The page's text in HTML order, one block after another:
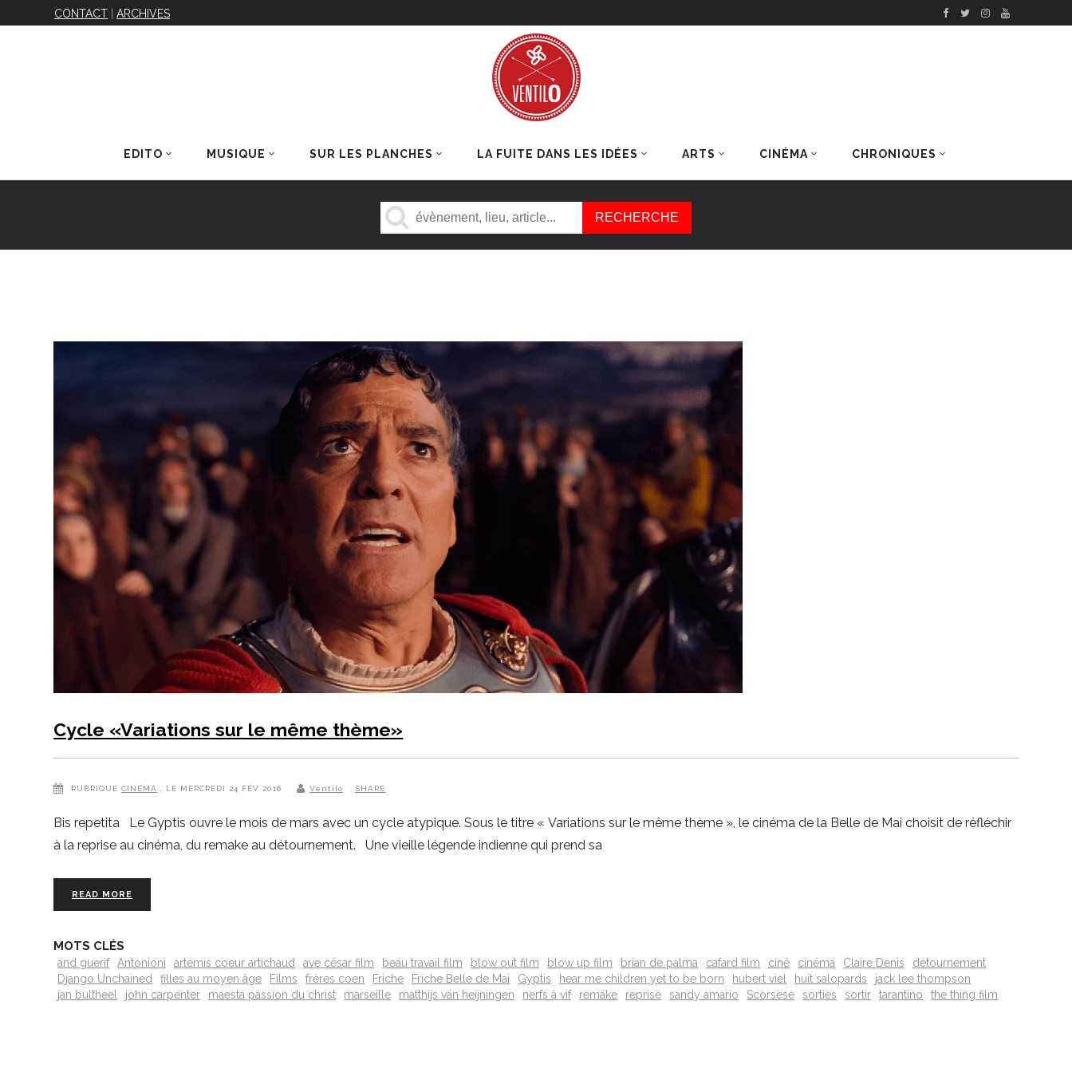
CONTACT |ARCHIVES
EDITO MUSIQUE SUR LES PLANCHES LA FUITE DANS LES IDÉES ARTS CINÉMA CHRONIQUES
DERNIERS ARTICLES
Cycle «Variations sur le même thème»
RUBRIQUE CINÉMA , LE MERCREDI 24 FÉV 2016 Ventilo SHARE
Bis repetita Le Gyptis ouvre le mois de mars avec un cycle atypique. Sous le titre « Variations sur le même thème », le cinéma de la Belle de Mai choisit de réfléchir
à la reprise au cinéma, du remake au détournement. Une vieille légende indienne qui prend sa
READ MORE
MOTS CLÉS
and guerif Antonioni artemis coeur artichaud ave césar film beau travail film blow out film blow up film brian de palma cafard film ciné cinéma Claire Denis
détournement
Django Unchained
filles au moyen âge Films frères coen Friche Friche Belle de Mai Gyptis hear me children yet to be born hubert viel huit salopards
jack lee thompson
jan bultheel
john carpenter maesta passion du christ marseille matthijs van heijningen nerfs à vif remake reprise sandy amario Scorsese sorties sortir tarantino the thing film